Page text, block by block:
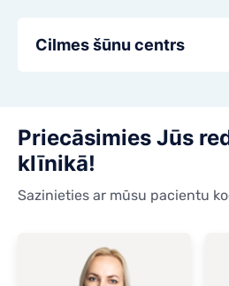
Cilmes šūnu centrs
Priecāsimies Jūs
klīnikā!
Sazinieties ar mūsu pacientu